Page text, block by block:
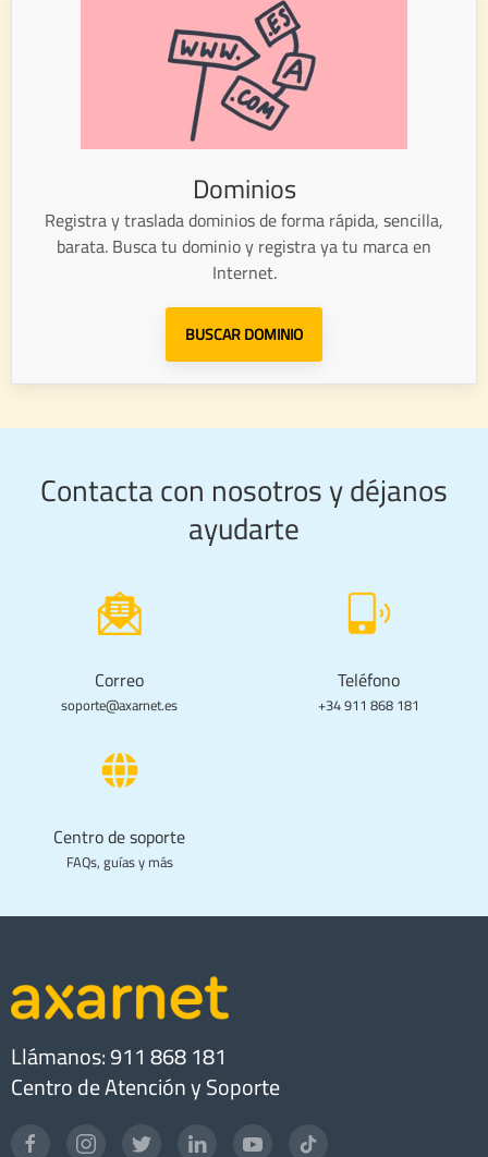
Dominios
Registra y traslada dominios de forma rápida, sencilla,
barata. Busca tu dominio y registra ya tu marca en
Internet.
BUSCAR DOMINIO
Contacta con nosotros y déjanos
ayudarte
Correo
soporte@axarnet.es
Teléfono
+34 911 868 181
Centro de soporte
FAQs, guías y más
Llámanos: 911 868 181
Centro de Atención y Soporte